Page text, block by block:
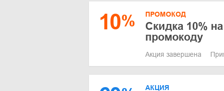
10% ПРОМОКОД
Скидка 10%
промокоду
Акция завершена
АКЦИЯ